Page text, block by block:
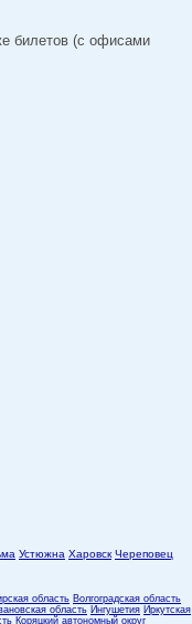
билетов (с офисами
Устюжна Харовск Череповец
область Волгоградская область
область Ингушетия Иркутская
Коряцкий автономный округ